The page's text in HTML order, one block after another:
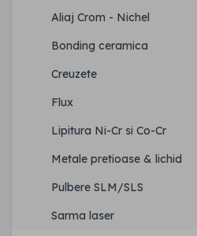
Aliaj Crom - Nichel
Bonding ceramica
Creuzete
Flux
Lipitura Ni-Cr si Co-Cr
Metale pretioase & lichid
Pulbere SLM/SLS
Sarma laser